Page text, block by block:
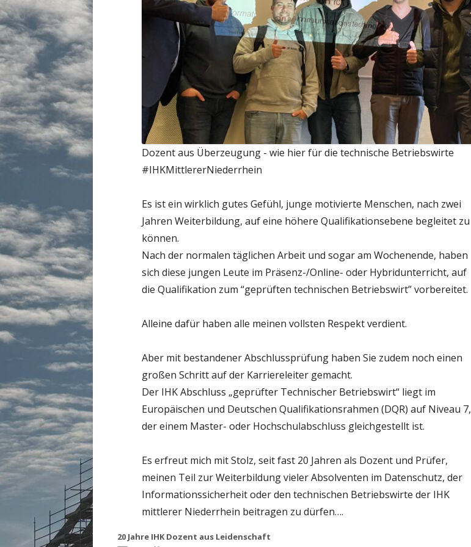
Dozent aus Überzeugung - wie hier für die technische Betriebswirte
#IHKMittlererNiederrhein
Es ist ein wirklich gutes Gefühl, junge motivierte Menschen, nach zwei
Jahren Weiterbildung, auf eine höhere Qualifikationsebene begleitet zu
können.
Nach der normalen täglichen Arbeit und sogar am Wochenende, haben
sich diese jungen Leute im Präsenz-/Online- oder Hybridunterricht, auf
die Qualifikation zum “geprüften technischen Betriebswirt” vorbereitet.
Alleine dafür haben alle meinen vollsten Respekt verdient.
Aber mit bestandener Abschlussprüfung haben Sie zudem noch einen
großen Schritt auf der Karriereleiter gemacht.
Der IHK Abschluss „geprüfter Technischer Betriebswirt“ liegt im
Europäischen und Deutschen Qualifikationsrahmen (DQR) auf Niveau 7,
der einem Master- oder Hochschulabschluss gleichgestellt ist.
Es erfreut mich mit Stolz, seit fast 20 Jahren als Dozent und Prüfer,
meinen Teil zur Weiterbildung vieler Absolventen im Datenschutz, der
Informationssicherheit oder den technischen Betriebswirte der IHK
mittlerer Niederrhein beitragen zu dürfen….
20 Jahre IHK Dozent aus Leidenschaft